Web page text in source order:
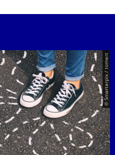
© Smarterpix / tomert